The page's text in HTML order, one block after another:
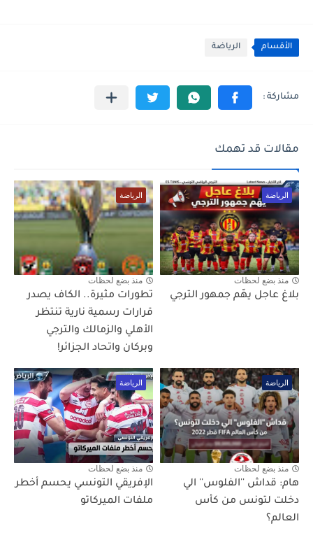
الأقسام الرياضة
مقالات قد تهمك
الرياضة
منذ بضع لحظات
بلاغ عاجل يهّم جمهور الترجي
الرياضة
منذ بضع لحظات
تطورات مثيرة.. الكاف يصدر
قرارات رسمية نارية تنتظر
الأهلي والزمالك والترجي
وبركان واتحاد الجزائر!
الرياضة
منذ بضع لحظات
هام: قداش ''الفلوس'' الي
دخلت لتونس من كأس
العالم؟
الرياضة
منذ بضع لحظات
الإفريقي التونسي يحسم أخطر
ملفات الميركاتو